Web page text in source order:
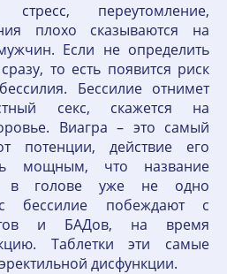
переутомление,
плохо сказываются на
Если не определить
то есть появится риск
Бессилие отнимет
секс, скажется на
Виагра – это самый
потенции, действие его
мощным, что название
в голове уже не одно
бессилие побеждают с
и БАДов, на время
Таблетки эти самые
дисфункции.